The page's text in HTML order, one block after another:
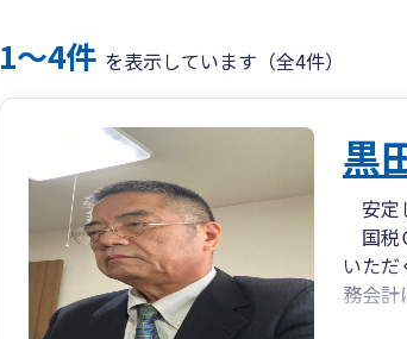
1〜4件 を表示しています（全4件）
黒
安定
国税
いた
務会計
なお